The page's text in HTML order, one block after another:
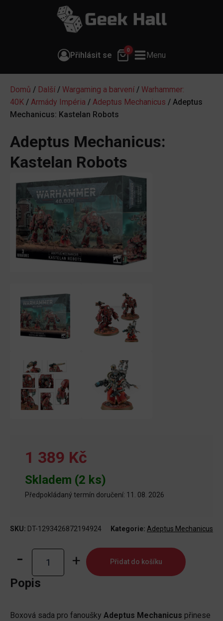
Přihlásit se
0
Menu
Domů / Další / Wargaming a barvení / Warhammer:
40K / Armády Impéria / Adeptus Mechanicus / Adeptus
Mechanicus: Kastelan Robots
Adeptus Mechanicus:
Kastelan Robots
1 389 Kč
Skladem (2 ks)
Předpokládaný termín doručení: 11. 08. 2026
SKU: DT-1293426872194924 Kategorie: Adeptus Mechanicus
Adeptus
Mechanicus:
Kastelan
Přidat do košíku
Popis
Boxová sada pro fanoušky Adeptus Mechanicus přinese